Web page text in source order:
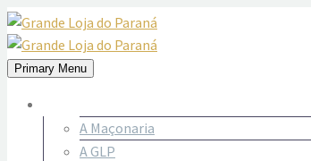
Primary Menu
A Maçonaria
A GLP